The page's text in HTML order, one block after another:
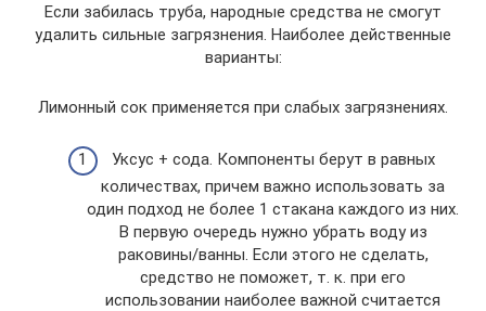
Если забилась труба, народные средства не смогут
удалить сильные загрязнения. Наиболее действенные
варианты:
Лимонный сок применяется при слабых загрязнениях.
Уксус + сода. Компоненты берут в равных
количествах, причем важно использовать за
один подход не более 1 стакана каждого из них.
В первую очередь нужно убрать воду из
раковины/ванны. Если этого не сделать,
средство не поможет, т. к. при его
использовании наиболее важной считается